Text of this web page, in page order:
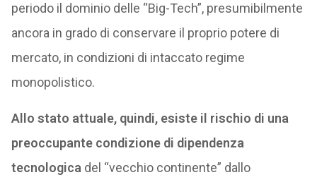
periodo il dominio delle “Big-Tech”, presumibilmente
ancora in grado di conservare il proprio potere di
mercato, in condizioni di intaccato regime
monopolistico.
Allo stato attuale, quindi, esiste il rischio di una
preoccupante condizione di dipendenza
tecnologica del “vecchio continente” dallo